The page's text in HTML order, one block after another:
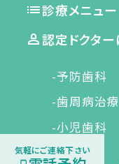
診療メニュー
認定ドクタ
-予防歯科
-歯周病治療
-小児歯科
-矯正治療
気軽にご連絡下さい